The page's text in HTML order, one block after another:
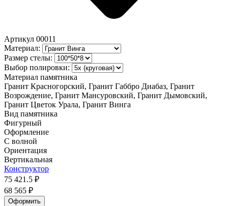
Артикул 00011
Материал:
Размер стелы:
Выбор полировки:
Материал памятника
Гранит Красногорский, Гранит Габбро Диабаз, Гранит
Возрождение, Гранит Мансуровский, Гранит Дымовский,
Гранит Цветок Урала, Гранит Винга
Вид памятника
Фигурный
Оформление
С волной
Ориентация
Вертикальная
Конструктор
75 421.5 ₽
68 565 ₽
Оформить